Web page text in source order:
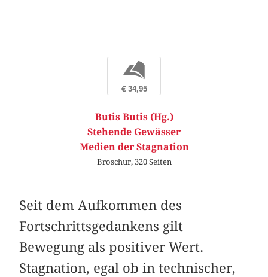
b
€ 34,95
Butis Butis (Hg.)
Stehende Gewässer
Medien der Stagnation
Broschur, 320 Seiten
Seit dem Aufkommen des
Fortschrittsgedankens gilt
Bewegung als positiver Wert.
Stagnation, egal ob in technischer,